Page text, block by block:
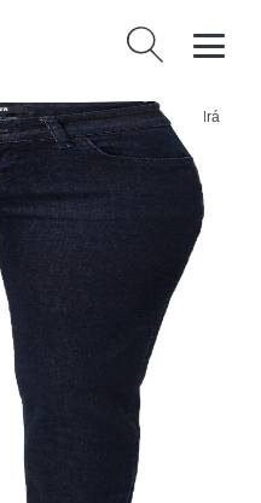
Vyhledávání
Džíny/Džíny 'ASPEN' LTB modrá